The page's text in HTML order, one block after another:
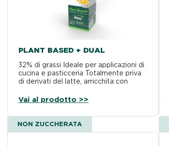
PLANT BASED + DUAL
32% di grassi Ideale per applicazioni di
cucina e pasticceria Totalmente priva
di derivati del latte, arricchita con
Vai al prodotto >>
NON ZUCCHERATA